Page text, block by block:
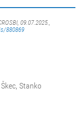
09.07.2025.,
880869
Stanko